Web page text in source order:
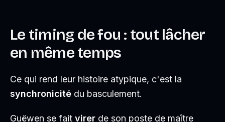
Le timing de fou : tout lâcher
en même temps
Ce qui rend leur histoire atypique, c'est la
synchronicité du basculement.
Guëwen se fait virer de son poste de maître